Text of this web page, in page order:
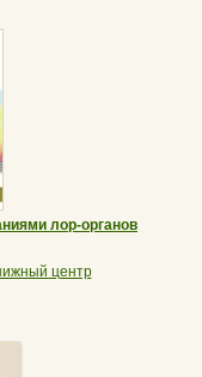
лор-органов
центр